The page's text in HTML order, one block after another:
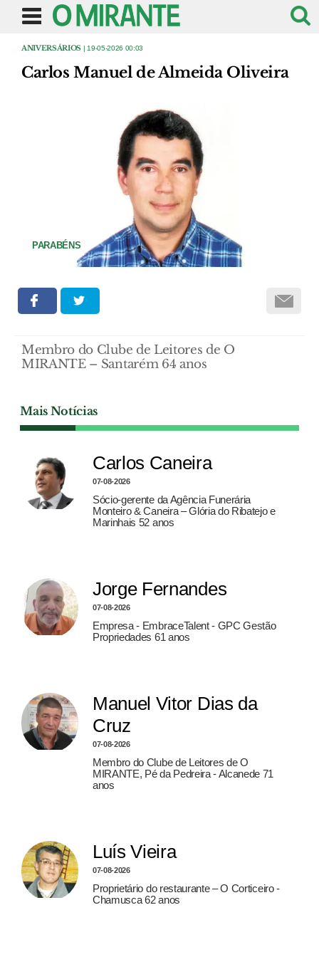
ANIVERSÁRIOS | 19-05-2026 00:03
Carlos Manuel de Almeida Oliveira
PARABÉNS
Membro do Clube de Leitores de O
MIRANTE – Santarém 64 anos
Mais Notícias
Carlos Caneira
07-08-2026
Sócio-gerente da Agência Funerária
Monteiro & Caneira – Glória do Ribatejo e
Marinhais 52 anos
Jorge Fernandes
07-08-2026
Empresa - EmbraceTalent - GPC Gestão
Propriedades 61 anos
Manuel Vitor Dias da
Cruz
07-08-2026
Membro do Clube de Leitores de O
MIRANTE, Pé da Pedreira - Alcanede 71
anos
Luís Vieira
07-08-2026
Proprietário do restaurante – O Corticeiro -
Chamusca 62 anos